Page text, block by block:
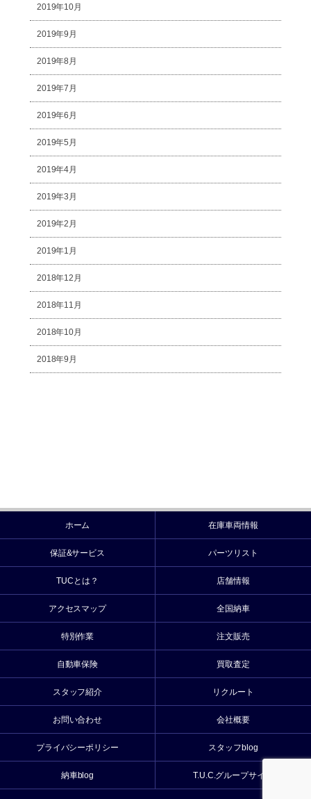
2019年10月
2019年9月
2019年8月
2019年7月
2019年6月
2019年5月
2019年4月
2019年3月
2019年2月
2019年1月
2018年12月
2018年11月
2018年10月
2018年9月
ホーム 在庫車両情報
保証&サービス パーツリスト
TUCとは？ 店舗情報
アクセスマップ 全国納車
特別作業 注文販売
自動車保険 買取査定
スタッフ紹介 リクルート
お問い合わせ 会社概要
プライバシーポリシー スタッフblog
納車blog T.U.C.グループサイト